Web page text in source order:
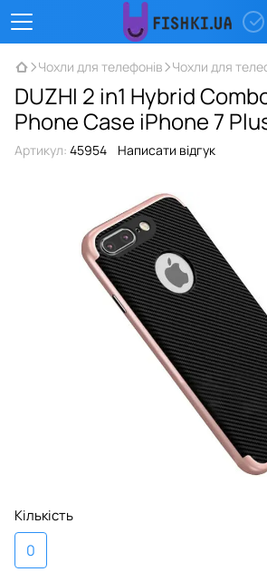
Чохли для телефонів Чохли для
DUZHI 2 in1 Hybrid
Phone Case iPhone 7
Артикул: 45954 Написати відгук
Кількість
0